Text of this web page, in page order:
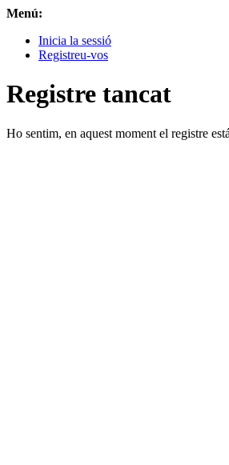
Menú:
Inicia la sessió
Registreu-vos
Registre tancat
Ho sentim, en aquest moment el registre